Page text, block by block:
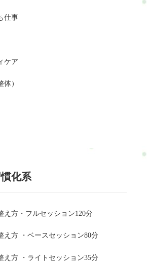
仕事
ケア
）
化系
え方・フルセッション120分
え方 ・ベースセッション80分
え方 ・ライトセッション35分